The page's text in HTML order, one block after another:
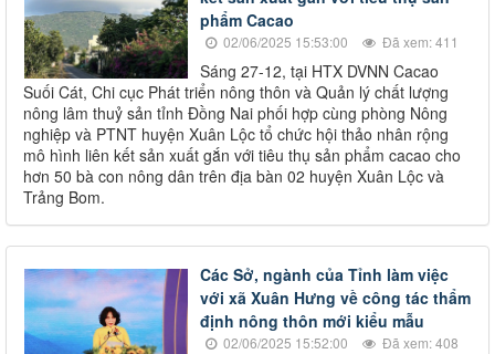
phẩm Cacao
02/06/2025 15:53:00 Đã xem: 411
Sáng 27-12, tại HTX DVNN Cacao
Suối Cát, Chi cục Phát triển nông thôn và Quản lý chất lượng
nông lâm thuỷ sản tỉnh Đồng Nai phối hợp cùng phòng Nông
nghiệp và PTNT huyện Xuân Lộc tổ chức hội thảo nhân rộng
mô hình liên kết sản xuất gắn với tiêu thụ sản phẩm cacao cho
hơn 50 bà con nông dân trên địa bàn 02 huyện Xuân Lộc và
Trảng Bom.
​Các Sở, ngành của Tỉnh làm việc
với xã Xuân Hưng về công tác thẩm
định nông thôn mới kiểu mẫu
02/06/2025 15:52:00 Đã xem: 408